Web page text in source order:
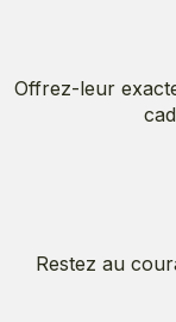
Offrez-leur
Restez au